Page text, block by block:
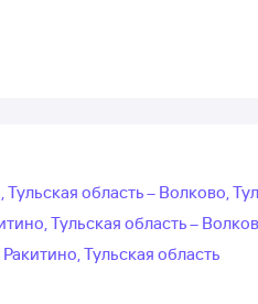
область – Волково,
Тульская область –
Тульская область